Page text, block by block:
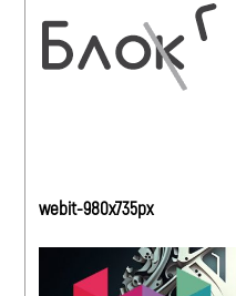
webit-980x735px